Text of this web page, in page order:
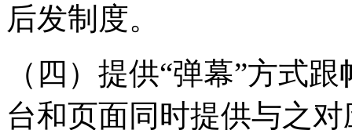
后发制度。
（四）提供“弹幕”方式
台和页面同时提供与之